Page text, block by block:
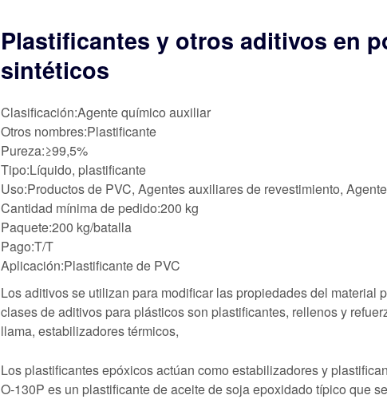
Plastificantes y otros aditivos en
sintéticos
Clasificación:Agente químico auxiliar
Otros nombres:Plastificante
Pureza:≥99,5%
Tipo:Líquido, plastificante
Uso:Productos de PVC, Agentes auxiliares de revestimiento,
Cantidad mínima de pedido:200 kg
Paquete:200 kg/batalla
Pago:T/T
Aplicación:Plastificante de PVC
Los aditivos se utilizan para modificar las propiedades del material
clases de aditivos para plásticos son plastificantes, rellenos y
llama, estabilizadores térmicos,
Los plastificantes epóxicos actúan como estabilizadores y
O-130P es un plastificante de aceite de soja epoxidado típico que